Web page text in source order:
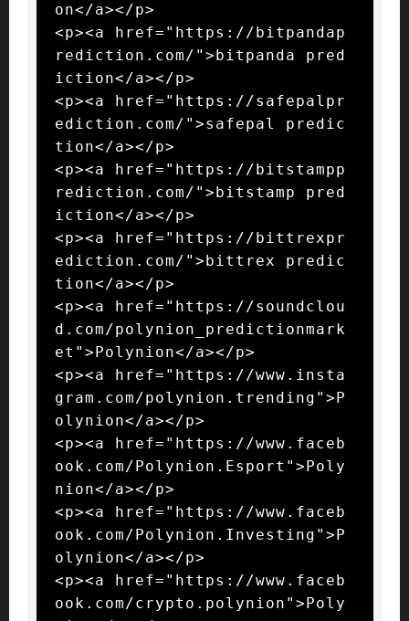
on</a></p>
<p><a href="https://bitpandap
rediction.com/">bitpanda pred
iction</a></p>
<p><a href="https://safepalpr
ediction.com/">safepal predic
tion</a></p>
<p><a href="https://bitstampp
rediction.com/">bitstamp pred
iction</a></p>
<p><a href="https://bittrexpr
ediction.com/">bittrex predic
tion</a></p>
<p><a href="https://soundclou
d.com/polynion_predictionmark
et">Polynion</a></p>
<p><a href="https://www.insta
gram.com/polynion.trending">P
olynion</a></p>
<p><a href="https://www.faceb
ook.com/Polynion.Esport">Poly
nion</a></p>
<p><a href="https://www.faceb
ook.com/Polynion.Investing">P
olynion</a></p>
<p><a href="https://www.faceb
ook.com/crypto.polynion">Poly